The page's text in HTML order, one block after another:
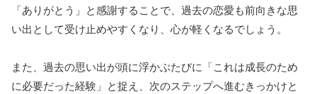
「ありがとう」と感謝することで、過去の恋愛も前向きな思
い出として受け止めやすくなり、心が軽くなるでしょう。
また、過去の思い出が頭に浮かぶたびに「これは成長のため
に必要だった経験」と捉え、次のステップへ進むきっかけと